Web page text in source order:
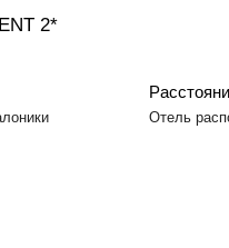
2*
Отель